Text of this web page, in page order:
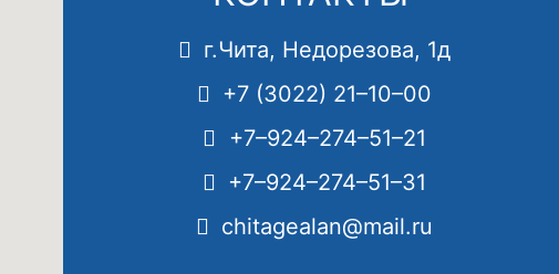
г.Чита, Недорезова, 1д
+7 (3022) 21–10–00
+7–924–274–51–21
+7–924–274–51–31
chitagealan@mail.ru